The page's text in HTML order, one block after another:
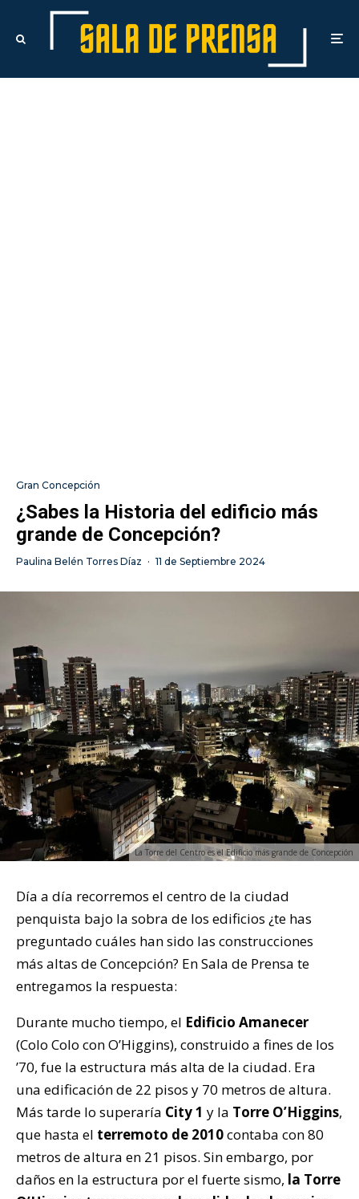
Gran Concepción
¿Sabes la Historia del edificio más
grande de Concepción?
Paulina Belén Torres Díaz · 11 de Septiembre 2024
La Torre del Centro es el Edificio más grande de Concepción
Día a día recorremos el centro de la ciudad
penquista bajo la sobra de los edificios ¿te has
preguntado cuáles han sido las construcciones
más altas de Concepción? En Sala de Prensa te
entregamos la respuesta:
Durante mucho tiempo, el Edificio Amanecer
(Colo Colo con O’Higgins), construido a fines de los
’70, fue la estructura más alta de la ciudad. Era
una edificación de 22 pisos y 70 metros de altura.
Más tarde lo superaría City 1 y la Torre O’Higgins,
que hasta el terremoto de 2010contaba con 80
metros de altura en 21 pisos. Sin embargo, por
daños en la estructura por el fuerte sismo, la Torre